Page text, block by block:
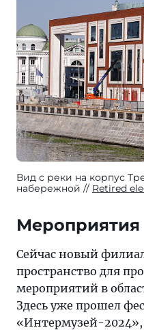
Вид с реки на корпус
набережной
Retired
Мероприятия
Сейчас новый
пространство для
мероприятий в
Здесь уже прошел
«Интермузей-2024»,